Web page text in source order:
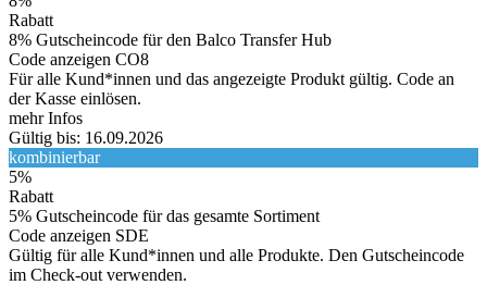
Rabatt
8% Gutscheincode für den Balco Transfer Hub
Code anzeigen CO8
Für alle Kund*innen und das angezeigte Produkt gültig. Code an
der Kasse einlösen.
mehr Infos
Gültig bis: 16.09.2026
kombinierbar
5%
Rabatt
5% Gutscheincode für das gesamte Sortiment
Code anzeigen SDE
Gültig für alle Kund*innen und alle Produkte. Den Gutscheincode
im Check-out verwenden.